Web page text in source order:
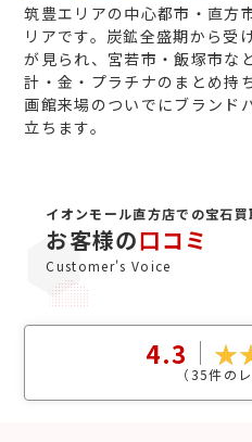
筑豊エリアの中心都市・直方
リアです。炭鉱全盛期から受
が見られ、宮若市・飯塚市な
計・金・プラチナのまとめ持
画館来場のついでにブランド
立ちます。
イオンモール直方店での宝石買
お客様の口コミ
Customer's Voice
4.3
（35件のレ